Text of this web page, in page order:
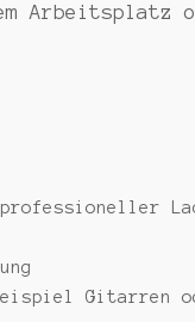
Arbeitsplatz
Gitarren